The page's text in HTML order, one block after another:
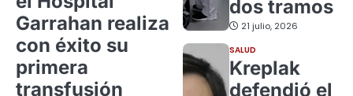
Garrahan realiza
con éxito su
primera
transfusión
dos tramos
21 julio, 2026
SALUD
Kreplak
defendió el